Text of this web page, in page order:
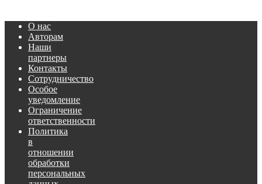
О нас
Авторам
Наши
партнеры
Контакты
Сотрудничество
Особое
уведомление
Ограничение
ответственности
Политика
в
отношении
обработки
персональных